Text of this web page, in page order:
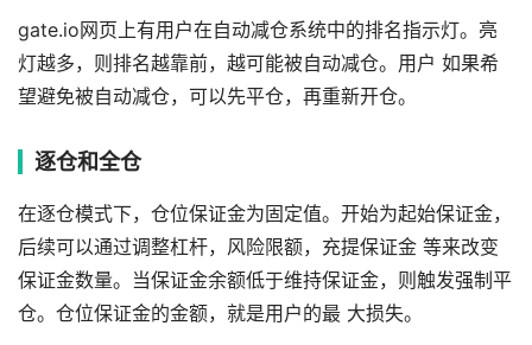
gate.io⽹⻚上有⽤户在⾃动减仓系统中的排名指示灯。亮
灯越多，则排名越靠前，越可能被⾃动减仓。⽤户 如果希
望避免被⾃动减仓，可以先平仓，再重新开仓。
逐仓和全仓
在逐仓模式下，仓位保证⾦为固定值。开始为起始保证⾦，
后续可以通过调整杠杆，⻛险限额，充提保证⾦ 等来改变
保证⾦数量。当保证⾦余额低于维持保证⾦，则触发强制平
仓。仓位保证⾦的⾦额，就是⽤户的最 ⼤损失。